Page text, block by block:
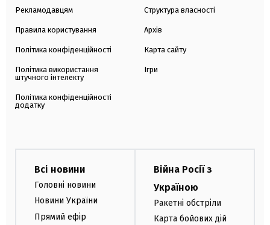
Рекламодавцям
Правила користування
Політика конфіденційності
Політика використання
штучного інтелекту
Політика конфіденційності
додатку
Структура власності
Архів
Карта сайту
Ігри
Всі новини
Головні новини
Новини України
Прямий ефір
Війна Росії з
Україною
Ракетні обстріли
Карта бойових дій